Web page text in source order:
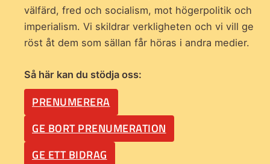
välfärd, fred och socialism, mot högerpolitik och
imperialism. Vi skildrar verkligheten och vi vill ge
röst åt dem som sällan får höras i andra medier.
Så här kan du stödja oss:
PRENUMERERA
GE BORT PRENUMERATION
GE ETT BIDRAG